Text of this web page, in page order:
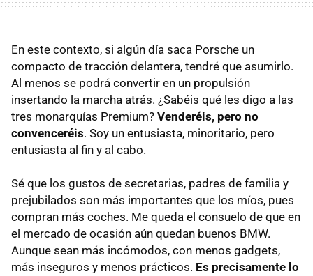
En este contexto, si algún día saca Porsche un
compacto de tracción delantera, tendré que asumirlo.
Al menos se podrá convertir en un propulsión
insertando la marcha atrás. ¿Sabéis qué les digo a las
tres monarquías Premium? Venderéis, pero no
convenceréis. Soy un entusiasta, minoritario, pero
entusiasta al fin y al cabo.
Sé que los gustos de secretarias, padres de familia y
prejubilados son más importantes que los míos, pues
compran más coches. Me queda el consuelo de que en
el mercado de ocasión aún quedan buenos BMW.
Aunque sean más incómodos, con menos gadgets,
más inseguros y menos prácticos. Es precisamente lo